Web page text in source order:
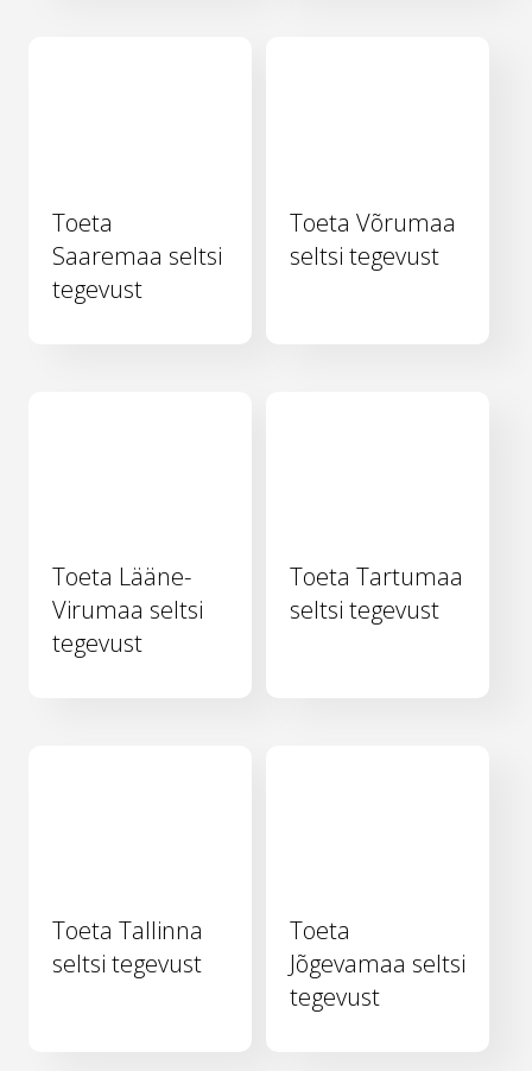
Toeta
Saaremaa seltsi
tegevust
Toeta Võrumaa
seltsi tegevust
Toeta Lääne-
Virumaa seltsi
tegevust
Toeta Tartumaa
seltsi tegevust
Toeta Tallinna
seltsi tegevust
Toeta
Jõgevamaa seltsi
tegevust